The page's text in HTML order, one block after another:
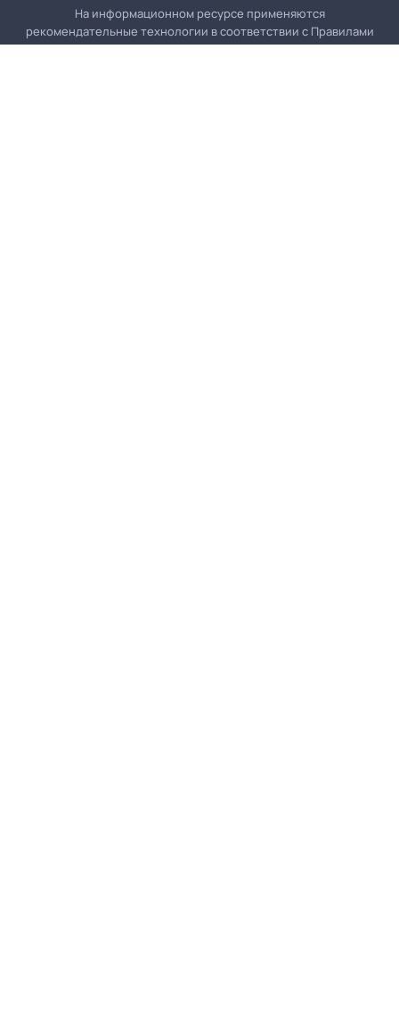
На информационном ресурсе применяются
рекомендательные технологии в соответствии с Правилами